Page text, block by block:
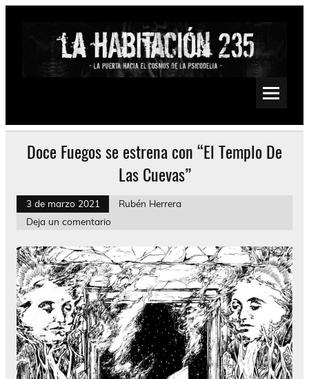
Saltar
Psychedelic, Stoner, Doom, Sludge, Fuzz, Space, Drone
Doce Fuegos se estrena con “El Templo De
Las Cuevas”
3 de marzo 2021
Rubén Herrera
Deja un comentario